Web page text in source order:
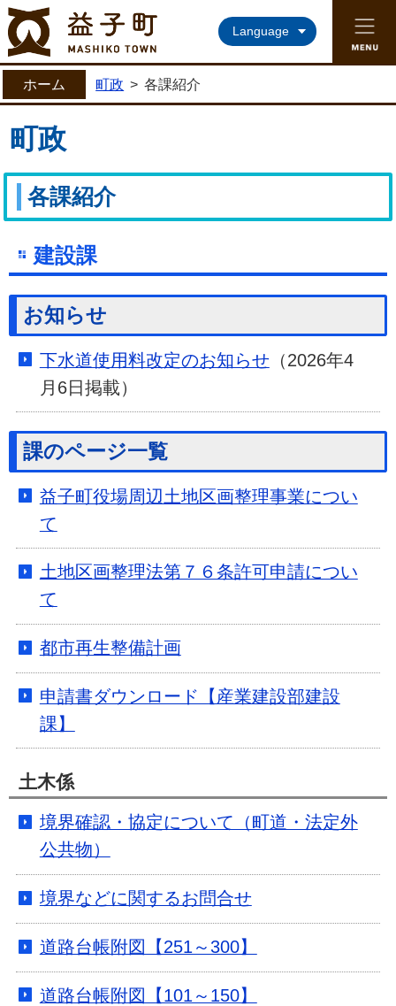
益子町ホームページ
Language
ホーム 町政 > 各課紹介
町政
各課紹介
建設課
お知らせ
下水道使用料改定のお知らせ（2026年4
月6日掲載）
課のページ一覧
益子町役場周辺土地区画整理事業につい
て
土地区画整理法第７６条許可申請につい
て
都市再生整備計画
申請書ダウンロード【産業建設部建設
課】
土木係
境界確認・協定について（町道・法定外
公共物）
境界などに関するお問合せ
道路台帳附図【251～300】
道路台帳附図【101～150】